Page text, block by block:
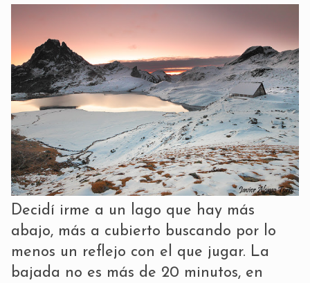
Decidí irme a un lago que hay más
abajo, más a cubierto buscando por lo
menos un reflejo con el que jugar. La
bajada no es más de 20 minutos, en